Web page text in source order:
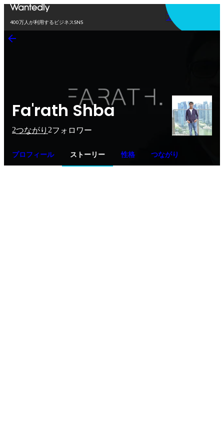
400万人が利用するビジネスSNS
アプリを使う
Fa'rath Shba
2つながり 2フォロワー
プロフィール ストーリー 性格 つながり